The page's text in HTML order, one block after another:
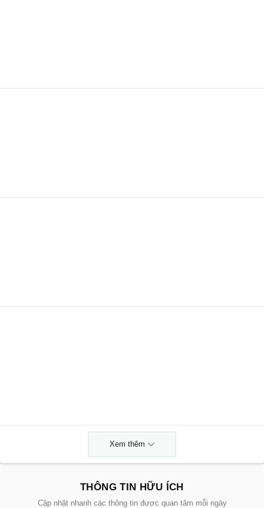
Xem thêm
THÔNG TIN HỮU ÍCH
Cập nhật nhanh các thông tin được quan tâm mỗi ngày